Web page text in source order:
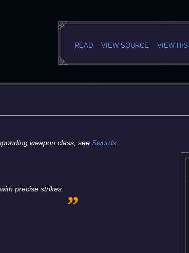
weapon class, see Swords
precise strikes. „
READ VIEW SOURCE VIEW